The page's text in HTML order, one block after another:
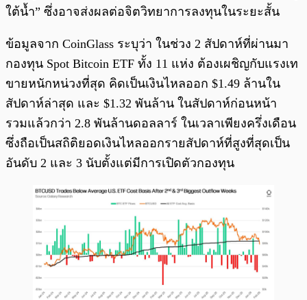
ใต้น้ำ” ซึ่งอาจส่งผลต่อจิตวิทยาการลงทุนในระยะสั้น
ข้อมูลจาก CoinGlass ระบุว่า ในช่วง 2 สัปดาห์ที่ผ่านมา
กองทุน Spot Bitcoin ETF ทั้ง 11 แห่ง ต้องเผชิญกับแรงเท
ขายหนักหน่วงที่สุด คิดเป็นเงินไหลออก $1.49 ล้านใน
สัปดาห์ล่าสุด และ $1.32 พันล้าน ในสัปดาห์ก่อนหน้า
รวมแล้วกว่า 2.8 พันล้านดอลลาร์ ในเวลาเพียงครึ่งเดือน
ซึ่งถือเป็นสถิติยอดเงินไหลออกรายสัปดาห์ที่สูงที่สุดเป็น
อันดับ 2 และ 3 นับตั้งแต่มีการเปิดตัวกองทุน